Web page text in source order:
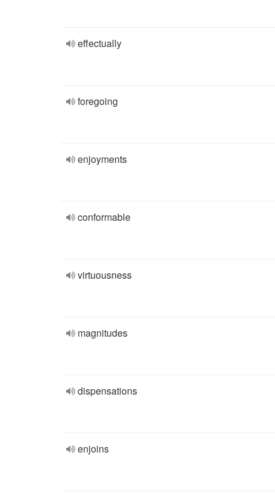
effectually
foregoing
enjoyments
conformable
virtuousness
magnitudes
dispensations
enjoins